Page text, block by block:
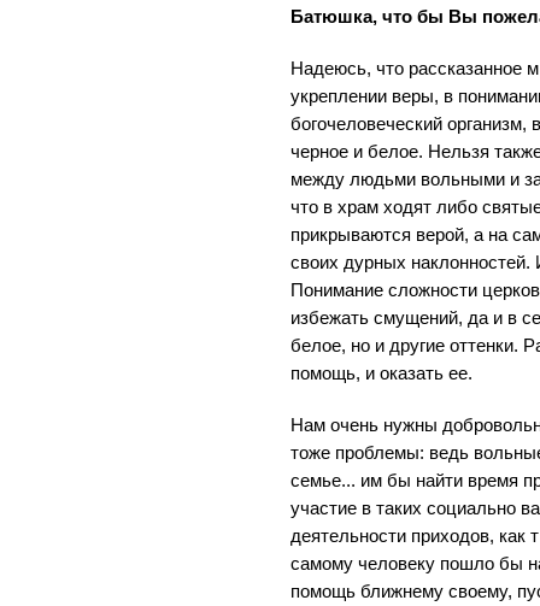
Батюшка, что бы Вы
Надеюсь, что рассказанное
укреплении веры, в
богочеловеческий организм,
черное и белое. Нельзя
между людьми вольными и
что в храм ходят либо
прикрываются верой, а на
своих дурных наклонностей.
Понимание сложности
избежать смущений, да и в
белое, но и другие оттенки.
помощь, и оказать ее.
Нам очень нужны
тоже проблемы: ведь
семье... им бы найти время
участие в таких социально
деятельности приходов,
самому человеку пошло бы
помощь ближнему своему,